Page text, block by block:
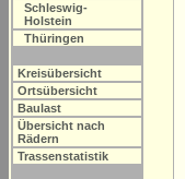
Schleswig-
Holstein
Thüringen
Kreisübersicht
Ortsübersicht
Baulast
Übersicht nach
Rädern
Trassenstatistik